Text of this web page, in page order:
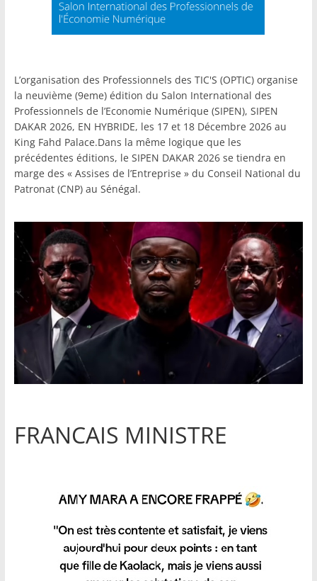
L’organisation des Professionnels des TIC'S (OPTIC) organise
la neuvième (9eme) édition du Salon International des
Professionnels de l’Economie Numérique (SIPEN), SIPEN
DAKAR 2026, EN HYBRIDE, les 17 et 18 Décembre 2026 au
King Fahd Palace.Dans la même logique que les
précédentes éditions, le SIPEN DAKAR 2026 se tiendra en
marge des « Assises de l’Entreprise » du Conseil National du
Patronat (CNP) au Sénégal.
FRANCAIS MINISTRE